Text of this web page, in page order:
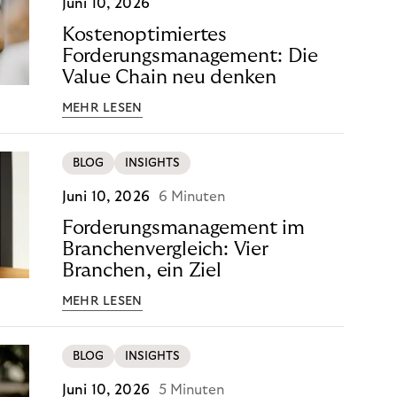
Juni 10, 2026
Kostenoptimiertes
Forderungsmanagement: Die
Value Chain neu denken
MEHR LESEN
BLOG INSIGHTS
Juni 10, 2026 6 Minuten
Forderungsmanagement im
Branchenvergleich: Vier
Branchen, ein Ziel
MEHR LESEN
BLOG INSIGHTS
Juni 10, 2026 5 Minuten